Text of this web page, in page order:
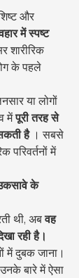
और
में स्पष्ट
शारीरिक
के पहले
या लोगों
में पूरी तरह से
है । सबसे
परिवर्तनों में
के
थी, अब वह
रही है।
में दुबक जाना।
बारे में ऐसा